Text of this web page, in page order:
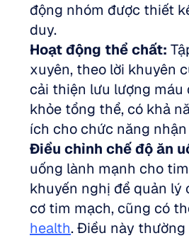
động nhóm được thiết
duy.
Hoạt động thể chất:
xuyên, theo lời khuyên
cải thiện lưu lượng máu
khỏe tổng thể, có khả
ích cho chức năng
Điều chỉnh chế độ ăn
uống lành mạnh cho
khuyến nghị để quản lý
cơ tim mạch, cũng có
health. Điều này thường